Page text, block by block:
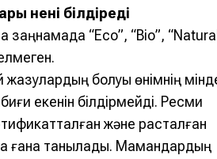
нені білдіреді
“Eco”, “Bio”,
болуы өнімнің
екенін білдірмейді. Ресми
және расталған
ғана танылады. Мамандардың